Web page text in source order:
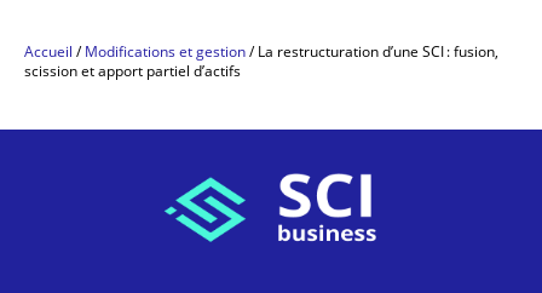
Accueil /Modifications et gestion/La restructuration d’une SCI : fusion,
scission et apport partiel d’actifs